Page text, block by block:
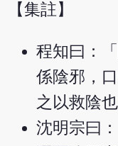
【集註】
程知曰：
係陰邪，
之以救陰也
沈明宗曰